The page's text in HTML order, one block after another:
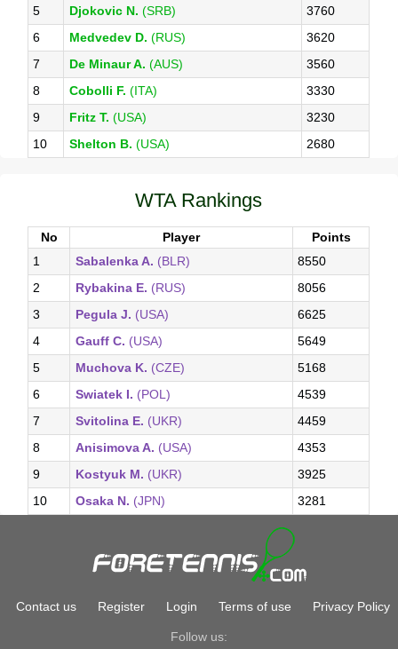
5
Djokovic N. (SRB)
3760
6
Medvedev D. (RUS)
3620
7
De Minaur A. (AUS)
3560
8
Cobolli F. (ITA)
3330
9
Fritz T. (USA)
3230
10
Shelton B. (USA) 2680
WTA Rankings
No Player
Points
1
Sabalenka A. (BLR)
8550
2
Rybakina E. (RUS)
8056
3
Pegula J. (USA)
6625
4
Gauff C. (USA)
5649
5
Muchova K. (CZE)
5168
6
Swiatek I. (POL)
4539
7
Svitolina E. (UKR)
4459
8
Anisimova A. (USA)
4353
9
Kostyuk M. (UKR)
3925
10
Osaka N. (JPN) 3281
Contact us Register Login Terms of use Privacy Policy
Follow us: